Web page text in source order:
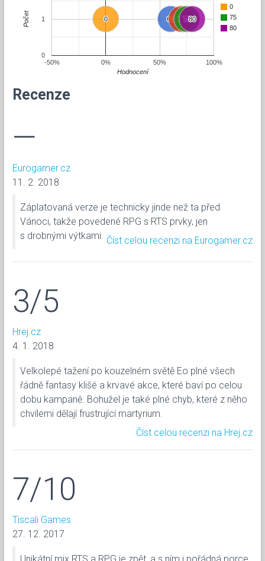
0
75
80
60
60 70
70
0
0 75
7580
80
-50% 0% 50% 100%
0
1
Hodnocení
Počet
Recenze
—
Eurogamer.cz
11. 2. 2018
Záplatovaná verze je technicky jinde než ta před
Vánoci, takže povedené RPG s RTS prvky, jen
s drobnými výtkami. Číst celou recenzi na Eurogamer.cz
3/5
Hrej.cz
4. 1. 2018
Velkolepé tažení po kouzelném světě Eo plné všech
řádně fantasy klišé a krvavé akce, které baví po celou
dobu kampaně. Bohužel je také plné chyb, které z něho
chvílemi dělají frustrující martyrium.
Číst celou recenzi na Hrej.cz
7/10
Tiscali Games
27. 12. 2017
Unikátní mix RTS a RPG je zpět, a s ním i pořádná porce